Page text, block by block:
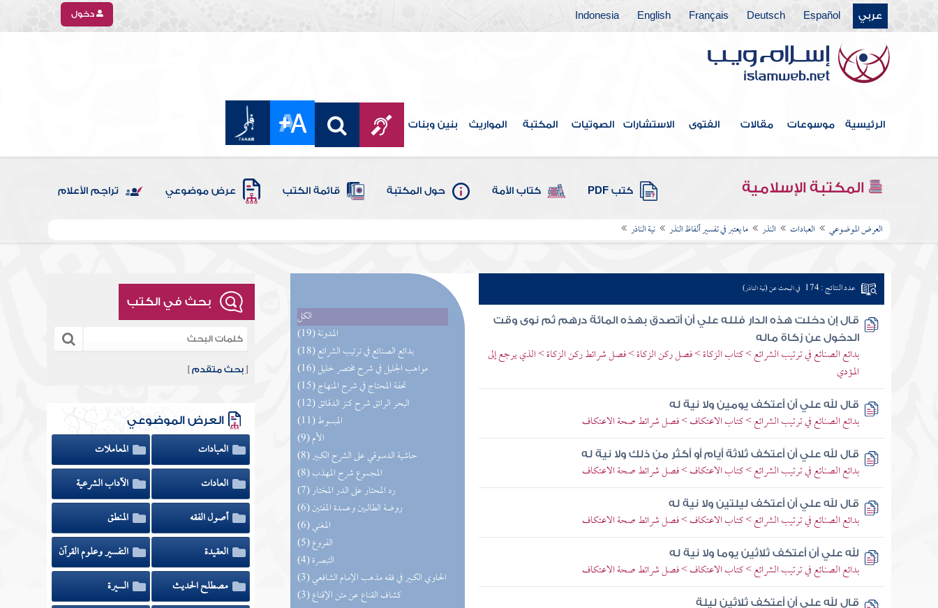
عربي Español
Deutsch
Français
English
Indonesia دخول
الرئيسية موسوعات مقالات الفتوى الاستشارات الصوتيات المكتبة المواريث بنين وبنات
المكتبة الإسلامية كتب PDF كتاب الأمة حول المكتبة قائمة الكتب عرض موضوعي تراجم الأعلام
العرض الموضوعي العبادات النذر ما يعتبر في تفسير ألفاظ النذر نية الناذر
الكل
(19) المدونة
(18) بدائع الصنائع في ترتيب الشرائع
(16) مواهب الجليل في شرح مختصر خليل
(15) تحفة المحتاج في شرح المنهاج
(12) البحر الرائق شرح كنز الدقائق
(11) المبسوط
(9) الأم
(8) حاشية الدسوقي على الشرح الكبير
(8) المجموع شرح المهذب
(7) رد المحتار على الدر المختار
(6) روضة الطالبين وعمدة المفتين
(6) المغني
(5) الفروع
(4) التبصرة
(3) الحاوي الكبير في فقه مذهب الإمام الشافعي
(3) كشاف القناع عن متن الإقناع
عدد النتائج : 174 في البحث عن (نية الناذر)
قال إن دخلت هذه الدار فلله علي أن أتصدق بهذه المائة درهم ثم نوى وقت
الدخول عن زكاة ماله
بدائع الصنائع في ترتيب الشرائع > كتاب الزكاة > فصل ركن الزكاة > فصل شرائط ركن الزكاة > الذي يرجع إلى
المؤدي
قال لله علي أن أعتكف يومين ولا نية له
بدائع الصنائع في ترتيب الشرائع > كتاب الاعتكاف > فصل شرائط صحة الاعتكاف
قال لله علي أن أعتكف ثلاثة أيام أو أكثر من ذلك ولا نية له
بدائع الصنائع في ترتيب الشرائع > كتاب الاعتكاف > فصل شرائط صحة الاعتكاف
قال لله علي أن أعتكف ليلتين ولا نية له
بدائع الصنائع في ترتيب الشرائع > كتاب الاعتكاف > فصل شرائط صحة الاعتكاف
لله علي أن أعتكف ثلاثين يوما ولا نية له
بدائع الصنائع في ترتيب الشرائع > كتاب الاعتكاف > فصل شرائط صحة الاعتكاف
قال لله علي أن أعتكف ثلاثين ليلة
بحث في الكتب
[بحث متقدم ]
العرض الموضوعي
العبادات
المعاملات
العادات
الآداب الشرعية
أصول الفقه
المنطق
العقيدة
التفسير وعلوم القرآن
مصطلح الحديث
السيرة